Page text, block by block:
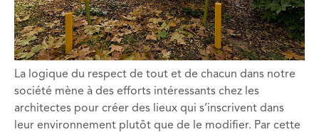
La logique du respect de tout et de chacun dans notre
société mène à des efforts intéressants chez les
architectes pour créer des lieux qui s’inscrivent dans
leur environnement plutôt que de le modifier. Par cette